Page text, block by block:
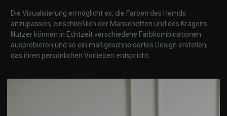
Die Visualisierung ermöglicht es, die Farben des Hemds
anzupassen, einschließlich der Manschetten und des Kragens.
Nutzer können in Echtzeit verschiedene Farbkombinationen
ausprobieren und so ein maßgeschneidertes Design erstellen,
das ihren persönlichen Vorlieben entspricht.